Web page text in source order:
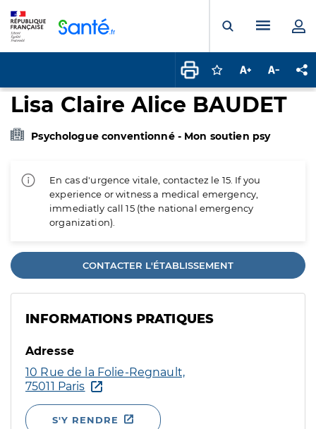
Ouvrir laMenu
Connectez-vous
Augmenter la
Lisa Claire Alice BAUDET
Psychologue conventionné - Mon soutien psy
En cas d'urgence vitale, contactez le 15. If you
experience or witness a medical emergency,
immediatly call 15 (the national emergency
organization).
CONTACTER L'ÉTABLISSEMENT
INFORMATIONS PRATIQUES
Adresse
10 Rue de la Folie-Regnault,
75011 Paris
S'Y RENDRE